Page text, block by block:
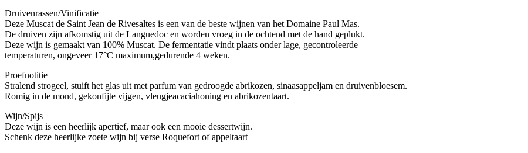
Druivenrassen/Vinificatie
Deze Muscat de Saint Jean de Rivesaltes is een van de beste wijnen van het Domaine Paul Mas.
De druiven zijn afkomstig uit de Languedoc en worden vroeg in de ochtend met de hand geplukt.
Deze wijn is gemaakt van 100% Muscat. De fermentatie vindt plaats onder lage, gecontroleerde
temperaturen, ongeveer 17°C maximum,gedurende 4 weken.
Proefnotitie
Stralend strogeel, stuift het glas uit met parfum van gedroogde abrikozen, sinaasappeljam en druivenbloesem.
Romig in de mond, gekonfijte vijgen, vleugjeacaciahoning en abrikozentaart.
Wijn/Spijs
Deze wijn is een heerlijk apertief, maar ook een mooie dessertwijn.
Schenk deze heerlijke zoete wijn bij verse Roquefort of appeltaart